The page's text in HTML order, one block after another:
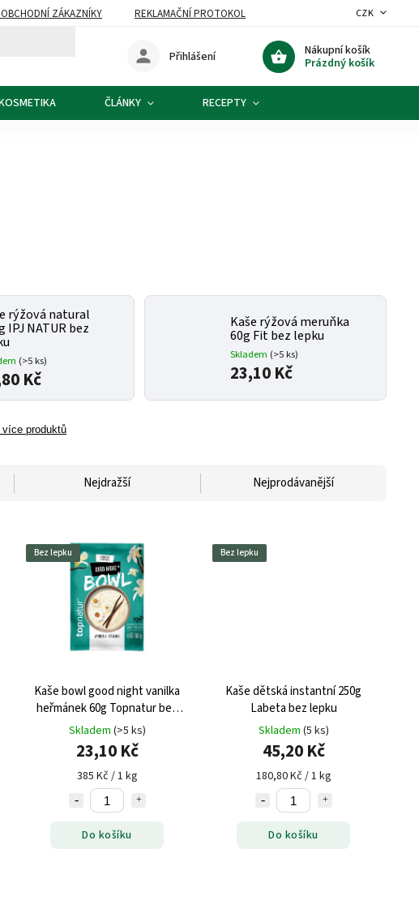
ZÁKAZNÍKY
REKLAMAČNÍ PROTOKOL
CZK
Nákupní košík
Prázdný košík
Přihlášení
ČLÁNKY RECEPTY
rýžová natural
IPJ NATUR bez
(>5 ks)
Kč
Kaše rýžová meruňka
60g Fit bez lepku
Skladem (>5 ks)
23,10 Kč
více produktů
Nejdražší Nejprodávanější
Bez lepku
Kaše bowl good night vanilka
heřmánek 60g Topnatur bez
lepku
Skladem (>5 ks)
23,10 Kč
385 Kč / 1 kg
Do košíku
Bez lepku
Kaše dětská instantní 250g
Labeta bez lepku
Skladem (5 ks)
45,20 Kč
180,80 Kč / 1 kg
Do košíku